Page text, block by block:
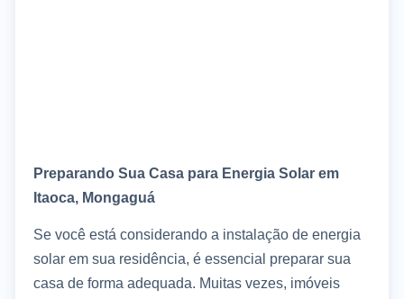
Preparando Sua Casa para Energia Solar em
Itaoca, Mongaguá
Se você está considerando a instalação de energia
solar em sua residência, é essencial preparar sua
casa de forma adequada. Muitas vezes, imóveis